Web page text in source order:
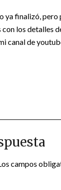
ya finalizó,
los detalles
canal de
campos